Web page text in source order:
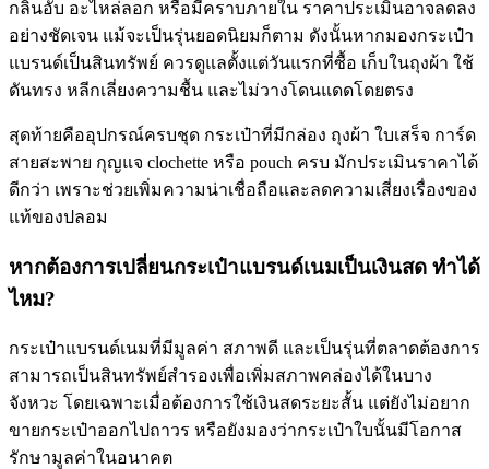
กลิ่นอับ อะไหล่ลอก หรือมีคราบภายใน ราคาประเมินอาจลดลง
อย่างชัดเจน แม้จะเป็นรุ่นยอดนิยมก็ตาม ดังนั้นหากมองกระเป๋า
แบรนด์เป็นสินทรัพย์ ควรดูแลตั้งแต่วันแรกที่ซื้อ เก็บในถุงผ้า ใช้
ดันทรง หลีกเลี่ยงความชื้น และไม่วางโดนแดดโดยตรง
สุดท้ายคืออุปกรณ์ครบชุด กระเป๋าที่มีกล่อง ถุงผ้า ใบเสร็จ การ์ด
สายสะพาย กุญแจ clochette หรือ pouch ครบ มักประเมินราคาได้
ดีกว่า เพราะช่วยเพิ่มความน่าเชื่อถือและลดความเสี่ยงเรื่องของ
แท้ของปลอม
หากต้องการเปลี่ยนกระเป๋าแบรนด์เนมเป็นเงินสด ทำได้
ไหม?
กระเป๋าแบรนด์เนมที่มีมูลค่า สภาพดี และเป็นรุ่นที่ตลาดต้องการ
สามารถเป็นสินทรัพย์สำรองเพื่อเพิ่มสภาพคล่องได้ในบาง
จังหวะ โดยเฉพาะเมื่อต้องการใช้เงินสดระยะสั้น แต่ยังไม่อยาก
ขายกระเป๋าออกไปถาวร หรือยังมองว่ากระเป๋าใบนั้นมีโอกาส
รักษามูลค่าในอนาคต